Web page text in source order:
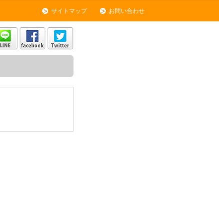
サイトマップ お問い合わせ